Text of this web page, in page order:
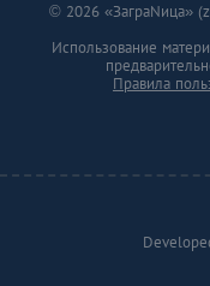
© 2026 «ЗаграNица»
Использование
Правила